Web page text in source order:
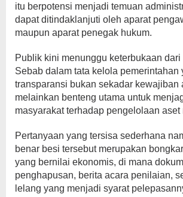
itu berpotensi menjadi temuan
dapat ditindaklanjuti oleh aparat
maupun aparat penegak hukum.
Publik kini menunggu keterbukaan dari
Sebab dalam tata kelola pemerintahan
transparansi bukan sekadar kewajiban
melainkan benteng utama untuk
masyarakat terhadap pengelolaan aset
Pertanyaan yang tersisa sederhana
benar besi tersebut merupakan
yang bernilai ekonomis, di mana
penghapusan, berita acara penilaian,
lelang yang menjadi syarat